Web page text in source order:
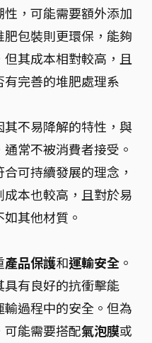
，可能需要額外添加
包裝則更環保，能夠
其成本相對較高，且
完善的堆肥處理系
不易降解的特性，與
常不被消費者接受。
可持續發展的理念，
本也較高，且對於易
其他材質。
產品保護和運輸安全 。
具有良好的抗衝擊能
過程中的安全。但為
能需要搭配氣泡膜或